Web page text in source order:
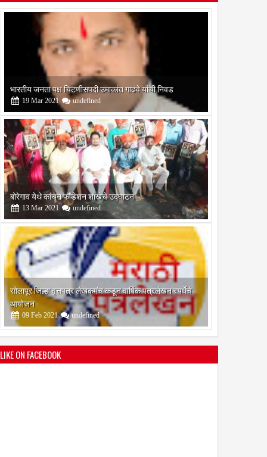
बोरेगाव येथे कांचन फौंडेशन शाखेचे उद्घाटन
13 Mar 2021 undefined
सोलापूर जिल्हा वृत्तपत्र लेखकमंच कडून वार्षिक पत्रलेखन स्पर्धेचे
आयोजन
09 Feb 2021 undefined
श्री मल्लिकार्जुन प्रशालेकडून उमाकांत गाढवे यांचा सत्कार
25 Mar 2021 undefined
LIKE ON FACEBOOK